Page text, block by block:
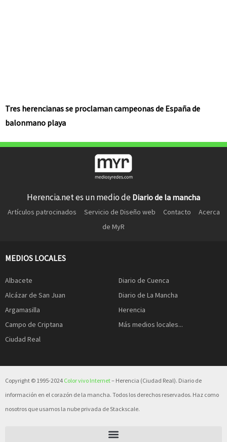
Tres herencianas se proclaman campeonas de España de
balonmano playa
Herencia.net es un medio de Diario de la mancha
Artículos patrocinados Servicio de Diseño web Contacto
Acerca
de MyR
MEDIOS LOCALES
Albacete
Alcázar de San Juan
Argamasilla
Campo de Criptana
Ciudad Real
Diario de Cuenca
Diario de La Mancha
Herencia
Más medios locales...
Copyright © 1995-2024 Color vivo Internet– Herencia (Ciudad Real). Diario de
información en el corazón de la mancha. Todos los derechos reservados. Haz como
nosotros que usamos la nube privada de Stackscale.